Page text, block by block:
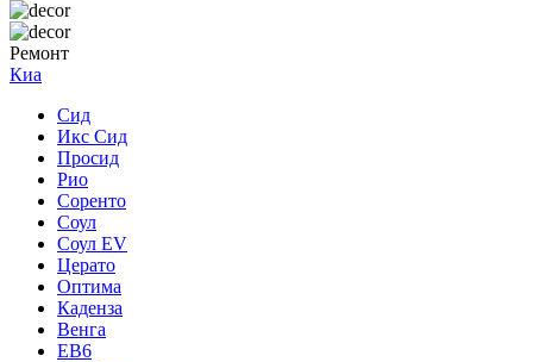
Ремонт
Киа
Сид
Икс Сид
Просид
Рио
Соренто
Соул
Соул EV
Церато
Оптима
Каденза
Венга
ЕВ6